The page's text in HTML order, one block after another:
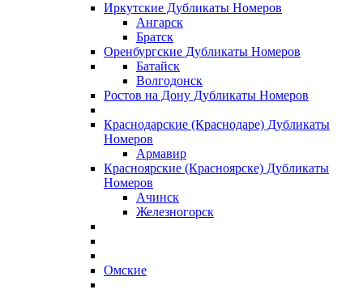
Иркутские Дубликаты Номеров
Ангарск
Братск
Оренбургские Дубликаты Номеров
Батайск
Волгодонск
Ростов на Дону Дубликаты Номеров
Краснодарские (Краснодаре) Дубликаты
Номеров
Армавир
Красноярские (Красноярске) Дубликаты
Номеров
Ачинск
Железногорск
Омские